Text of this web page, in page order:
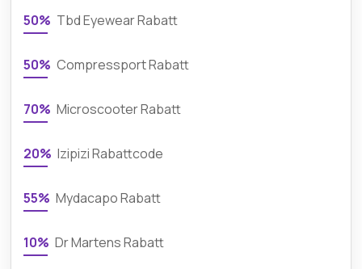
50% Tbd Eyewear Rabatt
50% Compressport Rabatt
70% Microscooter Rabatt
20% Izipizi Rabattcode
55% Mydacapo Rabatt
10% Dr Martens Rabatt